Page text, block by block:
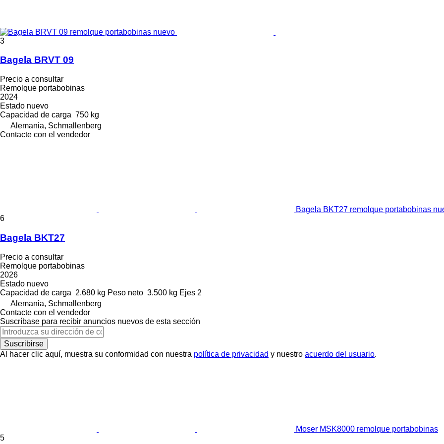
3
Bagela BRVT 09
Precio a consultar
Remolque portabobinas
2024
Estado nuevo
Capacidad de carga 750 kg
Alemania, Schmallenberg
Contacte con el vendedor
Bagela BKT27 remolque portabobinas
6
Bagela BKT27
Precio a consultar
Remolque portabobinas
2026
Estado nuevo
Capacidad de carga 2.680 kg Peso neto 3.500 kg Ejes 2
Alemania, Schmallenberg
Contacte con el vendedor
Suscríbase para recibir anuncios nuevos de esta sección
Suscribirse
Al hacer clic aquí, muestra su conformidad con nuestra política de privacidad y nuestro acuerdo del usuario.
Moser MSK8000 remolque portabobinas
5